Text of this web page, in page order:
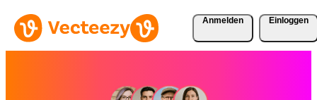
Anmelden Einloggen